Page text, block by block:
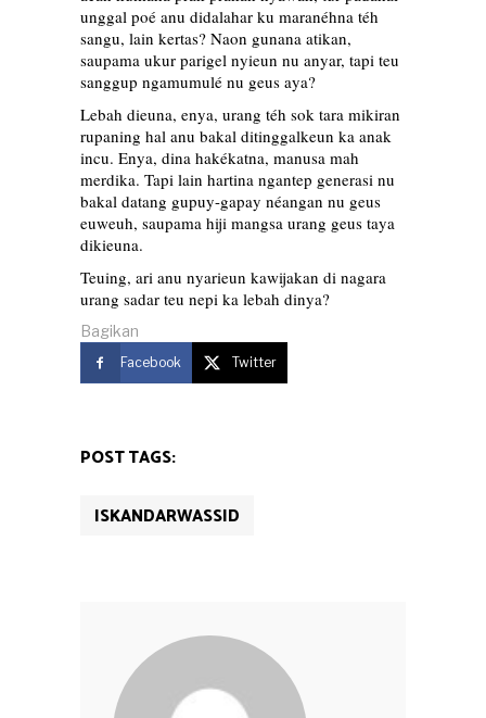
unggal poé anu didalahar ku maranéhna téh
sangu, lain kertas? Naon gunana atikan,
saupama ukur parigel nyieun nu anyar, tapi teu
sanggup ngamumulé nu geus aya?
Lebah dieuna, enya, urang téh sok tara mikiran
rupaning hal anu bakal ditinggalkeun ka anak
incu. Enya, dina hakékatna, manusa mah
merdika. Tapi lain hartina ngantep generasi nu
bakal datang gupuy-gapay néangan nu geus
euweuh, saupama hiji mangsa urang geus taya
dikieuna.
Teuing, ari anu nyarieun kawijakan di nagara
urang sadar teu nepi ka lebah dinya?
Bagikan
Facebook Twitter
POST TAGS:
ISKANDARWASSID